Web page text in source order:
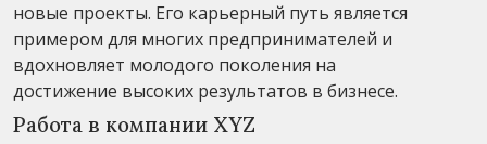
новые проекты. Его карьерный путь является
примером для многих предпринимателей и
вдохновляет молодого поколения на
достижение высоких результатов в бизнесе.
Работа в компании XYZ